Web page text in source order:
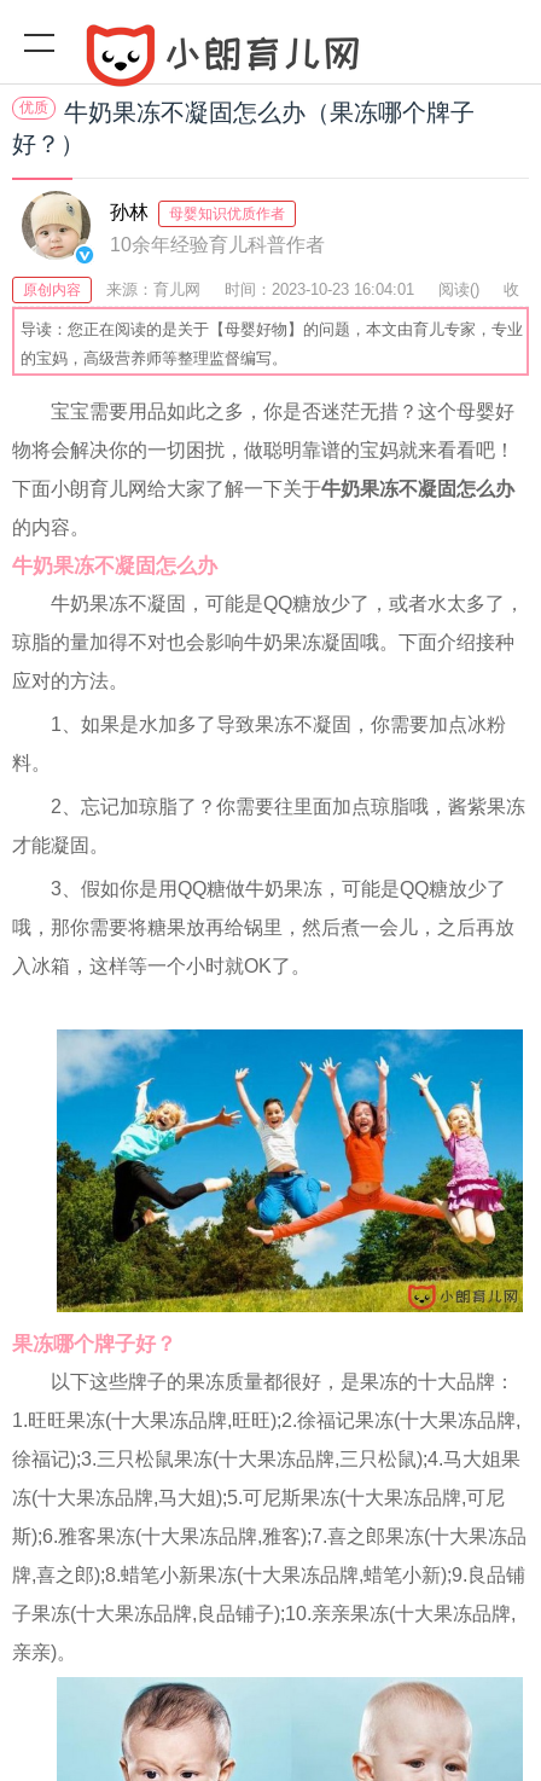
优质
牛奶果冻不凝固怎么办（果冻哪个牌子
好？）
孙林 母婴知识优质作者
10余年经验育儿科普作者
原创内容 来源：育儿网 时间：2023-10-23 16:04:01 阅读() 收
藏：51 分享：40 爆
导读：您正在阅读的是关于【母婴好物】的问题，本文由育儿专家，专业
的宝妈，高级营养师等整理监督编写。
宝宝需要用品如此之多，你是否迷茫无措？这个母婴好
物将会解决你的一切困扰，做聪明靠谱的宝妈就来看看吧！
下面小朗育儿网给大家了解一下关于牛奶果冻不凝固怎么办
的内容。
牛奶果冻不凝固怎么办
牛奶果冻不凝固，可能是QQ糖放少了，或者水太多了，
琼脂的量加得不对也会影响牛奶果冻凝固哦。下面介绍接种
应对的方法。
1、如果是水加多了导致果冻不凝固，你需要加点冰粉
料。
2、忘记加琼脂了？你需要往里面加点琼脂哦，酱紫果冻
才能凝固。
3、假如你是用QQ糖做牛奶果冻，可能是QQ糖放少了
哦，那你需要将糖果放再给锅里，然后煮一会儿，之后再放
入冰箱，这样等一个小时就OK了。
果冻哪个牌子好？
以下这些牌子的果冻质量都很好，是果冻的十大品牌：
1.旺旺果冻(十大果冻品牌,旺旺);2.徐福记果冻(十大果冻品牌,
徐福记);3.三只松鼠果冻(十大果冻品牌,三只松鼠);4.马大姐果
冻(十大果冻品牌,马大姐);5.可尼斯果冻(十大果冻品牌,可尼
斯);6.雅客果冻(十大果冻品牌,雅客);7.喜之郎果冻(十大果冻品
牌,喜之郎);8.蜡笔小新果冻(十大果冻品牌,蜡笔小新);9.良品铺
子果冻(十大果冻品牌,良品铺子);10.亲亲果冻(十大果冻品牌,
亲亲)。